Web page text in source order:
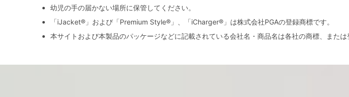
幼児の手の届かない場所に保管してください。
「iJacket®」および「Premium Style®」、「iCharger®」は株式会社PGAの登録商標です。
本サイトおよび本製品のパッケージなどに記載されている会社名・商品名は各社の商標、または